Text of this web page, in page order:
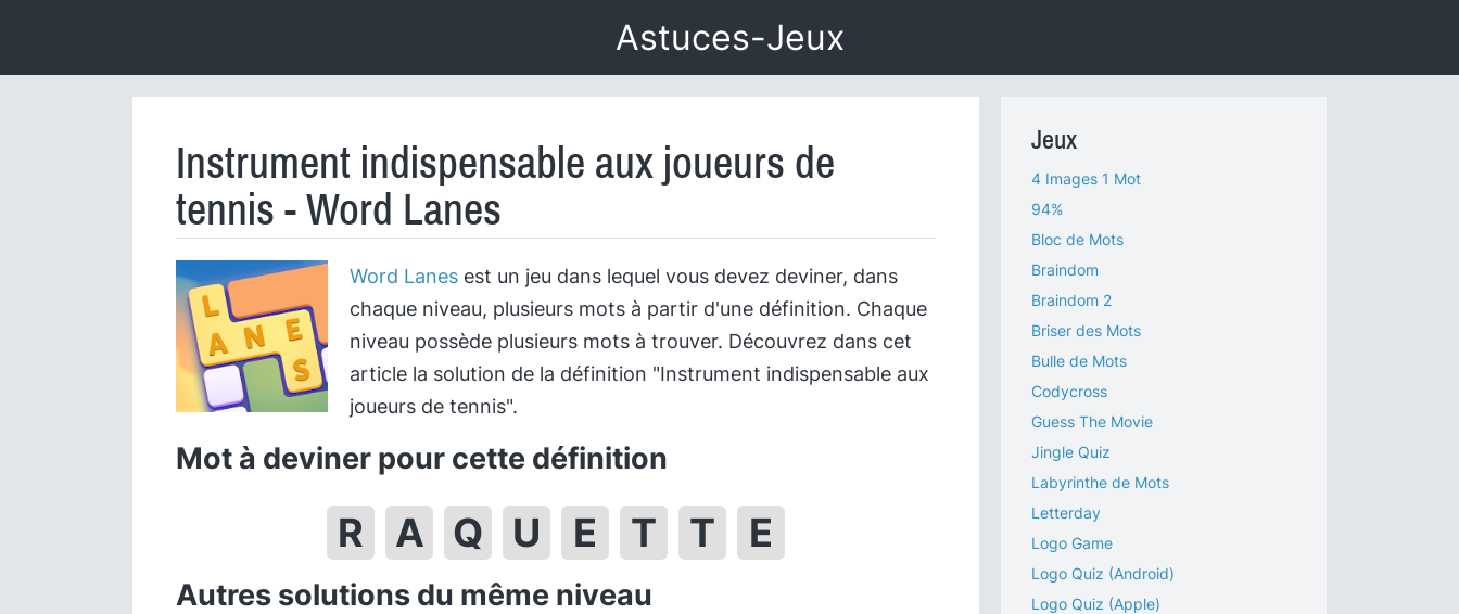
Astuces-Jeux
Instrument indispensable aux joueurs de
tennis - Word Lanes
Word Lanes est un jeu dans lequel vous devez deviner, dans
chaque niveau, plusieurs mots à partir d'une définition. Chaque
niveau possède plusieurs mots à trouver. Découvrez dans cet
article la solution de la définition "Instrument indispensable aux
joueurs de tennis".
Mot à deviner pour cette définition
R A Q U E T T E
Autres solutions du même niveau
Jeux
4 Images 1 Mot
94%
Bloc de Mots
Braindom
Braindom 2
Briser des Mots
Bulle de Mots
Codycross
Guess The Movie
Jingle Quiz
Labyrinthe de Mots
Letterday
Logo Game
Logo Quiz (Android)
Logo Quiz (Apple)